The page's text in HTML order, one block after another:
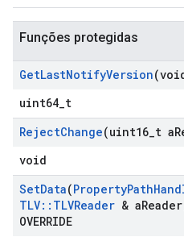
Funções protegidas
GetLastNotifyVersion
uint64_t
RejectChange(uint16 t a
void
SetData(PropertyPath
TLV:: TLVReader & aReader
OVERRIDE